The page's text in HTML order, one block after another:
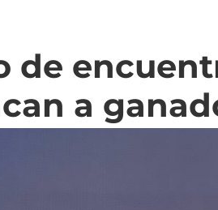
de
a